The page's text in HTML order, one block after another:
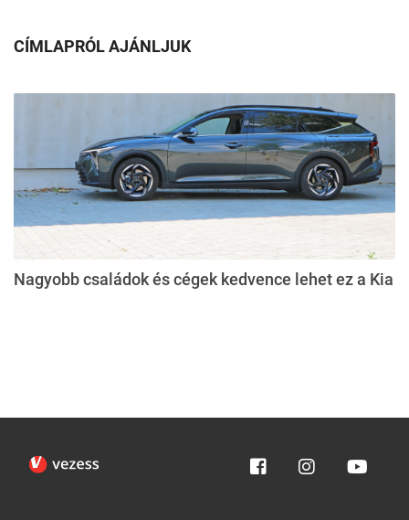
CÍMLAPRÓL AJÁNLJUK
Nagyobb családok és cégek kedvence lehet ez a Kia